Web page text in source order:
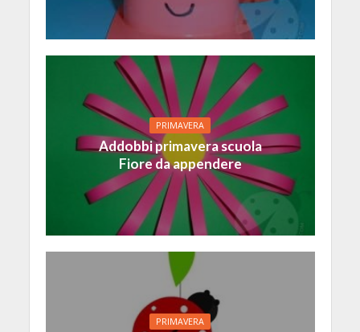
PRIMAVERA
Addobbi primavera scuola
Fiore da appendere
PRIMAVERA